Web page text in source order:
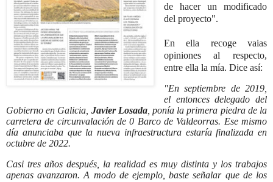
de hacer un modificado
del proyecto".
En ella recoge vaias
opiniones al respecto,
entre ella la mía. Dice así:
"En septiembre de 2019,
el entonces delegado del
Gobierno en Galicia, Javier Losada, ponía la primera piedra de la
carretera de circunvalación de 0 Barco de Valdeorras. Ese mismo
día anunciaba que la nueva infraestructura estaría finalizada en
octubre de 2022.
Casi tres años después, la realidad es muy distinta y los trabajos
apenas avanzaron. A modo de ejemplo, baste señalar que de los